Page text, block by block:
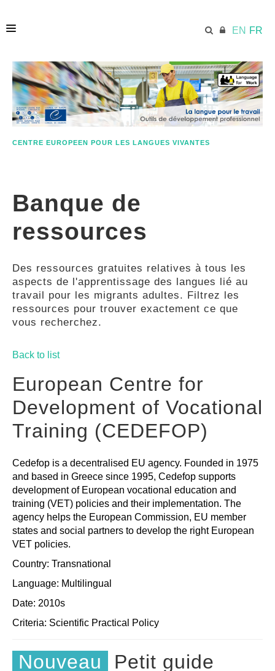
EN FR
ACCUEIL
ECML.AT
COMPÉTENCES
GUIDES
COMMUNAUTÉ
CENTRE EUROPEEN POUR LES LANGUES VIVANTES
Banque de
ressources
Des ressources gratuites relatives à tous les
aspects de l'apprentissage des langues lié au
travail pour les migrants adultes. Filtrez les
ressources pour trouver exactement ce que
vous recherchez.
Back to list
European Centre for
Development of Vocational
Training (CEDEFOP)
Cedefop is a decentralised EU agency. Founded in 1975
and based in Greece since 1995, Cedefop supports
development of European vocational education and
training (VET) policies and their implementation. The
agency helps the European Commission, EU member
states and social partners to develop the right European
VET policies.
Country: Transnational
Language: Multilingual
Date: 2010s
Criteria: Scientific Practical Policy
Nouveau
Petit guide